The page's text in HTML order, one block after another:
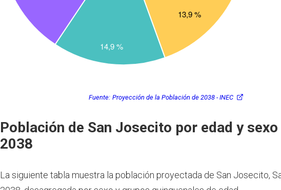
Fuente: Proyección de la Población de 2038 - INEC
Población de San Josecito por edad y sexo
2038
La siguiente tabla muestra la población proyectada de San Josecito,